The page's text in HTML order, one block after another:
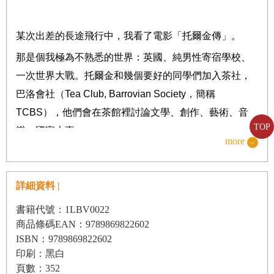
TOP
某次出差的長途飛行中，我看了電影「托爾金傳」。
那是個我極為不熟悉的世界：英國、純男性寄宿學校、
一次世界大戰。托爾金和幾個要好的同學們加入茶社，
巴洛會社（Tea Club, Barrovian Society ，簡稱
TCBS），他們會在茶館裡討論文學、創作、藝術、音
樂、國家大事。
地方固定聚會，討論所有深入和不深入的話題。那是舒
適圈。
但離開這樣的舒適圈之外的我，就像被釣上岸的魚，呼
吸急促、全身肌肉緊繃，甚至會有生死交關之感。我不
喜歡這樣的自己，我也想像其他人一樣在這種場合從容
自信、游刃有餘；可以在被介紹認識新朋友時，展現得
more
詳細資料 |
書籍代號：1LBV0022
商品條碼EAN：9789869822602
ISBN：9789869822602
印刷：黑白
頁數：352